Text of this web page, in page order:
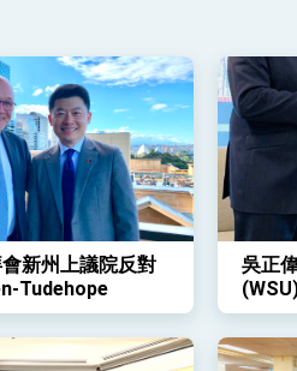
新州上議院反對
Tudehope
吳正